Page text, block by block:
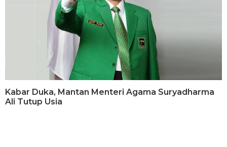
Kabar Duka, Mantan Menteri Agama Suryadharma
Ali Tutup Usia